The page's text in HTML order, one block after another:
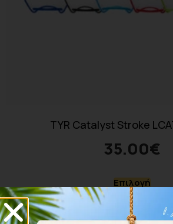
TYR Catalyst Stroke
35.00€
Επιλογή